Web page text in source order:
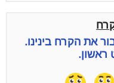
את הקרח בינינו.
ראשון.